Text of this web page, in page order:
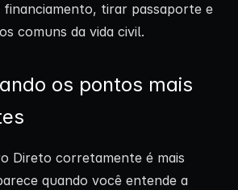
tirar passaporte e
comuns da vida civil.
os pontos mais
Direto corretamente é mais
quando você entende a